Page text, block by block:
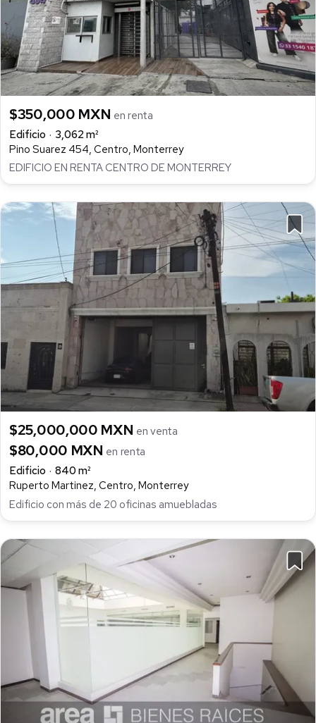
$350,000 MXN en renta
Edificio
3,062 m²
Pino Suarez 454, Centro, Monterrey
EDIFICIO EN RENTA CENTRO DE MONTERREY
$25,000,000 MXN en venta
$80,000 MXN en renta
Edificio
840 m²
Ruperto Martinez, Centro, Monterrey
Edificio con más de 20 oficinas amuebladas